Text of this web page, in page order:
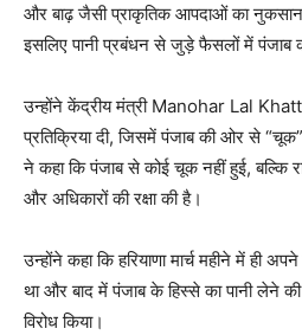
और बाढ़ जैसी प्राकृतिक आपदाओं का नुकसान
इसलिए पानी प्रबंधन से जुड़े फैसलों में पंजाब
उन्होंने केंद्रीय मंत्री Manohar Lal
प्रतिक्रिया दी, जिसमें पंजाब की ओर से
ने कहा कि पंजाब से कोई चूक नहीं हुई, बल्कि
और अधिकारों की रक्षा की है।
उन्होंने कहा कि हरियाणा मार्च महीने में ही
था और बाद में पंजाब के हिस्से का पानी लेने
विरोध किया।